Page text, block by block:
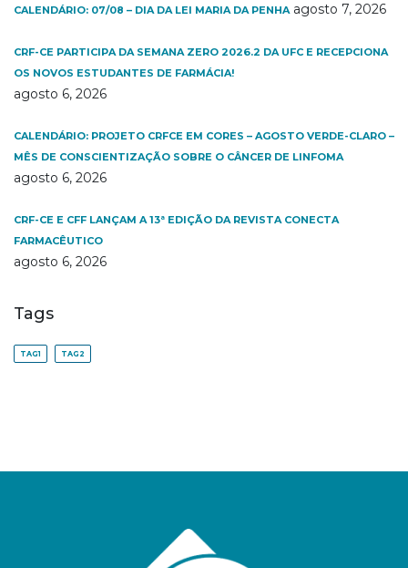
CALENDÁRIO: 07/08 – DIA DA LEI MARIA DA PENHA agosto 7, 2026
CRF-CE PARTICIPA DA SEMANA ZERO 2026.2 DA UFC E RECEPCIONA
OS NOVOS ESTUDANTES DE FARMÁCIA!
agosto 6, 2026
CALENDÁRIO: PROJETO CRFCE EM CORES – AGOSTO VERDE-CLARO –
MÊS DE CONSCIENTIZAÇÃO SOBRE O CÂNCER DE LINFOMA
agosto 6, 2026
CRF-CE E CFF LANÇAM A 13ª EDIÇÃO DA REVISTA CONECTA
FARMACÊUTICO
agosto 6, 2026
Tags
TAG1 TAG2